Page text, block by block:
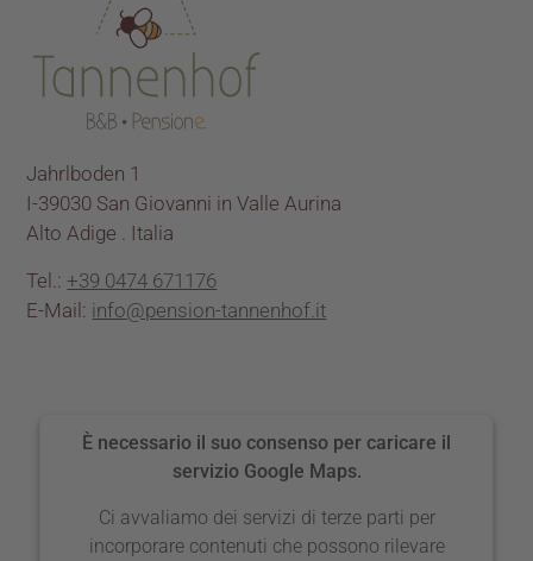
Jahrlboden 1
I-39030 San Giovanni in Valle Aurina
Alto Adige . Italia
Tel.: +39 0474 671176
E-Mail: info@pension-tannenhof.it
È necessario il suo consenso per caricare il
servizio Google Maps.
Ci avvaliamo dei servizi di terze parti per
incorporare contenuti che possono rilevare